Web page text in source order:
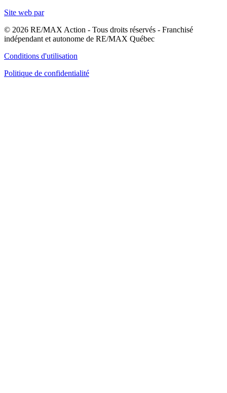
Site web par
© 2026 RE/MAX Action - Tous droits réservés - Franchisé
indépendant et autonome de RE/MAX Québec
Conditions d'utilisation
Politique de confidentialité